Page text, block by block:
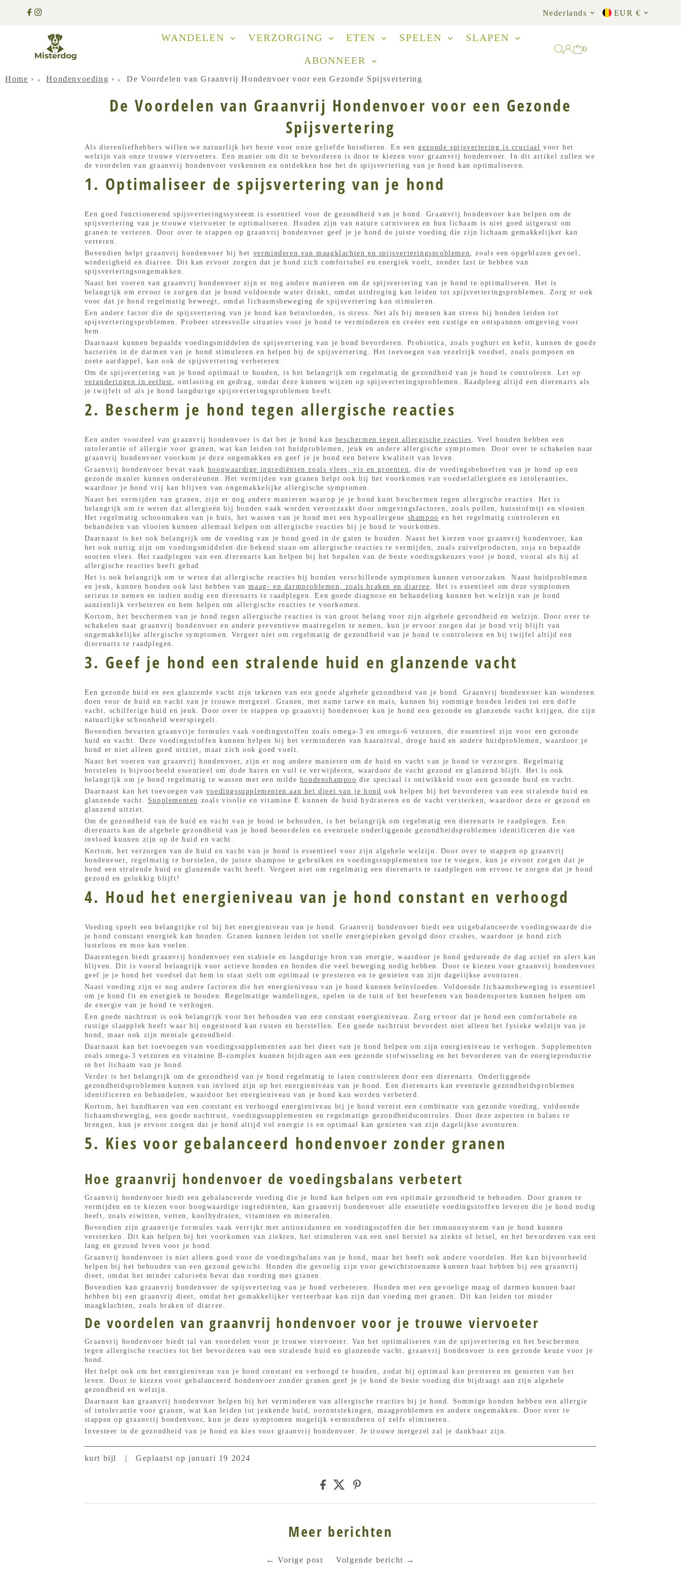
Taal
Nederlands EUR €
WANDELEN VERZORGING ETEN SPELEN SLAPEN
ABONNEER
0
Home › Hondenvoeding › De Voordelen van Graanvrij Hondenvoer voor een Gezonde Spijsvertering
De Voordelen van Graanvrij Hondenvoer voor een Gezonde
Spijsvertering
Als dierenliefhebbers willen we natuurlijk het beste voor onze geliefde huisdieren. En eengezonde spijsvertering is cruciaal voor het
welzijn van onze trouwe viervoeters. Een manier om dit te bevorderen is door te kiezen voor graanvrij hondenvoer. In dit artikel zullen we
de voordelen van graanvrij hondenvoer verkennen en ontdekken hoe het de spijsvertering van je hond kan optimaliseren.
1. Optimaliseer de spijsvertering van je hond
Een goed functionerend spijsverteringssysteem is essentieel voor de gezondheid van je hond. Graanvrij hondenvoer kan helpen om de
spijsvertering van je trouwe viervoeter te optimaliseren. Honden zijn van nature carnivoren en hun lichaam is niet goed uitgerust om
granen te verteren. Door over te stappen op graanvrij hondenvoer geef je je hond de juiste voeding die zijn lichaam gemakkelijker kan
verteren.
Bovendien helpt graanvrij hondenvoer bij het verminderen van maagklachten en spijsverteringsproblemen
, zoals een opgeblazen gevoel,
winderigheid en diarree. Dit kan ervoor zorgen dat je hond zich comfortabel en energiek voelt, zonder last te hebben van
spijsverteringsongemakken.
Naast het voeren van graanvrij hondenvoer zijn er nog andere manieren om de spijsvertering van je hond te optimaliseren. Het is
belangrijk om ervoor te zorgen dat je hond voldoende water drinkt, omdat uitdroging kan leiden tot spijsverteringsproblemen. Zorg er ook
voor dat je hond regelmatig beweegt, omdat lichaamsbeweging de spijsvertering kan stimuleren.
Een andere factor die de spijsvertering van je hond kan beïnvloeden, is stress. Net als bij mensen kan stress bij honden leiden tot
spijsverteringsproblemen. Probeer stressvolle situaties voor je hond te verminderen en creëer een rustige en ontspannen omgeving voor
hem.
Daarnaast kunnen bepaalde voedingsmiddelen de spijsvertering van je hond bevorderen. Probiotica, zoals yoghurt en kefir, kunnen de goede
bacteriën in de darmen van je hond stimuleren en helpen bij de spijsvertering. Het toevoegen van vezelrijk voedsel, zoals pompoen en
zoete aardappel, kan ook de spijsvertering verbeteren.
Om de spijsvertering van je hond optimaal te houden, is het belangrijk om regelmatig de gezondheid van je hond te controleren. Let op
veranderingen in eetlust
, ontlasting en gedrag, omdat deze kunnen wijzen op spijsverteringsproblemen. Raadpleeg altijd een dierenarts als
je twijfelt of als je hond langdurige spijsverteringsproblemen heeft.
2. Bescherm je hond tegen allergische reacties
Een ander voordeel van graanvrij hondenvoer is dat het je hond kan beschermen tegen allergische reacties
. Veel honden hebben een
intolerantie of allergie voor granen, wat kan leiden tot huidproblemen, jeuk en andere allergische symptomen. Door over te schakelen naar
graanvrij hondenvoer voorkom je deze ongemakken en geef je je hond een betere kwaliteit van leven.
Graanvrij hondenvoer bevat vaak hoogwaardige ingrediënten zoals vlees, vis en groenten
, die de voedingsbehoeften van je hond op een
gezonde manier kunnen ondersteunen. Het vermijden van granen helpt ook bij het voorkomen van voedselallergieën en intoleranties,
waardoor je hond vrij kan blijven van ongemakkelijke allergische symptomen.
Naast het vermijden van granen, zijn er nog andere manieren waarop je je hond kunt beschermen tegen allergische reacties. Het is
belangrijk om te weten dat allergieën bij honden vaak worden veroorzaakt door omgevingsfactoren, zoals pollen, huisstofmijt en vlooien.
Het regelmatig schoonmaken van je huis, het wassen van je hond met een hypoallergene shampoo en het regelmatig controleren en
behandelen van vlooien kunnen allemaal helpen om allergische reacties bij je hond te voorkomen.
Daarnaast is het ook belangrijk om de voeding van je hond goed in de gaten te houden. Naast het kiezen voor graanvrij hondenvoer, kan
het ook nuttig zijn om voedingsmiddelen die bekend staan om allergische reacties te vermijden, zoals zuivelproducten, soja en bepaalde
soorten vlees. Het raadplegen van een dierenarts kan helpen bij het bepalen van de beste voedingskeuzes voor je hond, vooral als hij al
allergische reacties heeft gehad.
Het is ook belangrijk om te weten dat allergische reacties bij honden verschillende symptomen kunnen veroorzaken. Naast huidproblemen
en jeuk, kunnen honden ook last hebben vanmaag- en darmproblemen, zoals braken en diarree
. Het is essentieel om deze symptomen
serieus te nemen en indien nodig een dierenarts te raadplegen. Een goede diagnose en behandeling kunnen het welzijn van je hond
aanzienlijk verbeteren en hem helpen om allergische reacties te voorkomen.
Kortom, het beschermen van je hond tegen allergische reacties is van groot belang voor zijn algehele gezondheid en welzijn. Door over te
schakelen naar graanvrij hondenvoer en andere preventieve maatregelen te nemen, kun je ervoor zorgen dat je hond vrij blijft van
ongemakkelijke allergische symptomen. Vergeet niet om regelmatig de gezondheid van je hond te controleren en bij twijfel altijd een
dierenarts te raadplegen.
3. Geef je hond een stralende huid en glanzende vacht
Een gezonde huid en een glanzende vacht zijn tekenen van een goede algehele gezondheid van je hond. Graanvrij hondenvoer kan wonderen
doen voor de huid en vacht van je trouwe metgezel. Granen, met name tarwe en maïs, kunnen bij sommige honden leiden tot een doffe
vacht, schilferige huid en jeuk. Door over te stappen op graanvrij hondenvoer kan je hond een gezonde en glanzende vacht krijgen, die zijn
natuurlijke schoonheid weerspiegelt.
Bovendien bevatten graanvrije formules vaak voedingsstoffen zoals omega-3 en omega-6 vetzuren, die essentieel zijn voor een gezonde
huid en vacht. Deze voedingsstoffen kunnen helpen bij het verminderen van haaruitval, droge huid en andere huidproblemen, waardoor je
hond er niet alleen goed uitziet, maar zich ook goed voelt.
Naast het voeren van graanvrij hondenvoer, zijn er nog andere manieren om de huid en vacht van je hond te verzorgen. Regelmatig
borstelen is bijvoorbeeld essentieel om dode haren en vuil te verwijderen, waardoor de vacht gezond en glanzend blijft. Het is ook
belangrijk om je hond regelmatig te wassen met een milde hondenshampoo die speciaal is ontwikkeld voor een gezonde huid en vacht.
Daarnaast kan het toevoegen van voedingssupplementen aan het dieet van je hond ook helpen bij het bevorderen van een stralende huid en
glanzende vacht. Supplementen zoals visolie en vitamine E kunnen de huid hydrateren en de vacht versterken, waardoor deze er gezond en
glanzend uitziet.
Om de gezondheid van de huid en vacht van je hond te behouden, is het belangrijk om regelmatig een dierenarts te raadplegen. Een
dierenarts kan de algehele gezondheid van je hond beoordelen en eventuele onderliggende gezondheidsproblemen identificeren die van
invloed kunnen zijn op de huid en vacht.
Kortom, het verzorgen van de huid en vacht van je hond is essentieel voor zijn algehele welzijn. Door over te stappen op graanvrij
hondenvoer, regelmatig te borstelen, de juiste shampoo te gebruiken en voedingssupplementen toe te voegen, kun je ervoor zorgen dat je
hond een stralende huid en glanzende vacht heeft. Vergeet niet om regelmatig een dierenarts te raadplegen om ervoor te zorgen dat je hond
gezond en gelukkig blijft!
4. Houd het energieniveau van je hond constant en verhoogd
Voeding speelt een belangrijke rol bij het energieniveau van je hond. Graanvrij hondenvoer biedt een uitgebalanceerde voedingswaarde die
je hond constant energiek kan houden. Granen kunnen leiden tot snelle energiepieken gevolgd door crashes, waardoor je hond zich
lusteloos en moe kan voelen.
Daarentegen biedt graanvrij hondenvoer een stabiele en langdurige bron van energie, waardoor je hond gedurende de dag actief en alert kan
blijven. Dit is vooral belangrijk voor actieve honden en honden die veel beweging nodig hebben. Door te kiezen voor graanvrij hondenvoer
geef je je hond het voedsel dat hem in staat stelt om optimaal te presteren en te genieten van zijn dagelijkse avonturen.
Naast voeding zijn er nog andere factoren die het energieniveau van je hond kunnen beïnvloeden. Voldoende lichaamsbeweging is essentieel
om je hond fit en energiek te houden. Regelmatige wandelingen, spelen in de tuin of het beoefenen van hondensporten kunnen helpen om
de energie van je hond te verhogen.
Een goede nachtrust is ook belangrijk voor het behouden van een constant energieniveau. Zorg ervoor dat je hond een comfortabele en
rustige slaapplek heeft waar hij ongestoord kan rusten en herstellen. Een goede nachtrust bevordert niet alleen het fysieke welzijn van je
hond, maar ook zijn mentale gezondheid.
Daarnaast kan het toevoegen van voedingssupplementen aan het dieet van je hond helpen om zijn energieniveau te verhogen. Supplementen
zoals omega-3 vetzuren en vitamine B-complex kunnen bijdragen aan een gezonde stofwisseling en het bevorderen van de energieproductie
in het lichaam van je hond.
Verder is het belangrijk om de gezondheid van je hond regelmatig te laten controleren door een dierenarts. Onderliggende
gezondheidsproblemen kunnen van invloed zijn op het energieniveau van je hond. Een dierenarts kan eventuele gezondheidsproblemen
identificeren en behandelen, waardoor het energieniveau van je hond kan worden verbeterd.
Kortom, het handhaven van een constant en verhoogd energieniveau bij je hond vereist een combinatie van gezonde voeding, voldoende
lichaamsbeweging, een goede nachtrust, voedingssupplementen en regelmatige gezondheidscontroles. Door deze aspecten in balans te
brengen, kun je ervoor zorgen dat je hond altijd vol energie is en optimaal kan genieten van zijn dagelijkse avonturen.
5. Kies voor gebalanceerd hondenvoer zonder granen
Hoe graanvrij hondenvoer de voedingsbalans verbetert
Graanvrij hondenvoer biedt een gebalanceerde voeding die je hond kan helpen om een optimale gezondheid te behouden. Door granen te
vermijden en te kiezen voor hoogwaardige ingrediënten, kan graanvrij hondenvoer alle essentiële voedingsstoffen leveren die je hond nodig
heeft, zoals eiwitten, vetten, koolhydraten, vitaminen en mineralen.
Bovendien zijn graanvrije formules vaak verrijkt met antioxidanten en voedingsstoffen die het immuunsysteem van je hond kunnen
versterken. Dit kan helpen bij het voorkomen van ziekten, het stimuleren van een snel herstel na ziekte of letsel, en het bevorderen van een
lang en gezond leven voor je hond.
Graanvrij hondenvoer is niet alleen goed voor de voedingsbalans van je hond, maar het heeft ook andere voordelen. Het kan bijvoorbeeld
helpen bij het behouden van een gezond gewicht. Honden die gevoelig zijn voor gewichtstoename kunnen baat hebben bij een graanvrij
dieet, omdat het minder calorieën bevat dan voeding met granen.
Bovendien kan graanvrij hondenvoer de spijsvertering van je hond verbeteren. Honden met een gevoelige maag of darmen kunnen baat
hebben bij een graanvrij dieet, omdat het gemakkelijker verteerbaar kan zijn dan voeding met granen. Dit kan leiden tot minder
maagklachten, zoals braken of diarree.
De voordelen van graanvrij hondenvoer voor je trouwe viervoeter
Graanvrij hondenvoer biedt tal van voordelen voor je trouwe viervoeter. Van het optimaliseren van de spijsvertering en het beschermen
tegen allergische reacties tot het bevorderen van een stralende huid en glanzende vacht, graanvrij hondenvoer is een gezonde keuze voor je
hond.
Het helpt ook om het energieniveau van je hond constant en verhoogd te houden, zodat hij optimaal kan presteren en genieten van het
leven. Door te kiezen voor gebalanceerd hondenvoer zonder granen geef je je hond de beste voeding die bijdraagt aan zijn algehele
gezondheid en welzijn.
Daarnaast kan graanvrij hondenvoer helpen bij het verminderen van allergische reacties bij je hond. Sommige honden hebben een allergie
of intolerantie voor granen, wat kan leiden tot jeukende huid, oorontstekingen, maagproblemen en andere ongemakken. Door over te
stappen op graanvrij hondenvoer, kun je deze symptomen mogelijk verminderen of zelfs elimineren.
Investeer in de gezondheid van je hond en kies voor graanvrij hondenvoer. Je trouwe metgezel zal je dankbaar zijn.
kurt bijl | Geplaatst op januari 19 2024
Meer berichten
←Vorige post Volgende bericht →